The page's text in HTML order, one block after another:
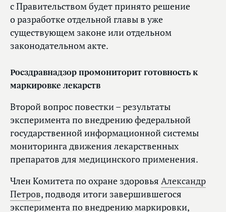
с Правительством будет принято решение
о разработке отдельной главы в уже
существующем законе или отдельном
законодательном акте.
Росздравнадзор промониторит готовность к
маркировке лекарств
Второй вопрос повестки – результаты
эксперимента по внедрению федеральной
государственной информационной системы
мониторинга движения лекарственных
препаратов для медицинского применения.
Член Комитета по охране здоровья Александр
Петров, подводя итоги завершившегося
эксперимента по внедрению маркировки,